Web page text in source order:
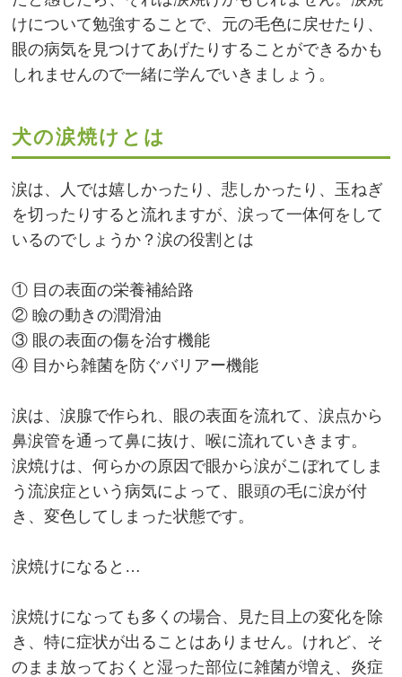
けについて勉強することで、元の毛色に戻せたり、
眼の病気を見つけてあげたりすることができるかも
しれませんので一緒に学んでいきましょう。
犬の涙焼けとは
涙は、人では嬉しかったり、悲しかったり、玉ねぎ
を切ったりすると流れますが、涙って一体何をして
いるのでしょうか？涙の役割とは
① 目の表面の栄養補給路
② 瞼の動きの潤滑油
③ 眼の表面の傷を治す機能
④ 目から雑菌を防ぐバリアー機能
涙は、涙腺で作られ、眼の表面を流れて、涙点から
鼻涙管を通って鼻に抜け、喉に流れていきます。
涙焼けは、何らかの原因で眼から涙がこぼれてしま
う流涙症という病気によって、眼頭の毛に涙が付
き、変色してしまった状態です。
涙焼けになると…
涙焼けになっても多くの場合、見た目上の変化を除
き、特に症状が出ることはありません。けれど、そ
のまま放っておくと湿った部位に雑菌が増え、炎症